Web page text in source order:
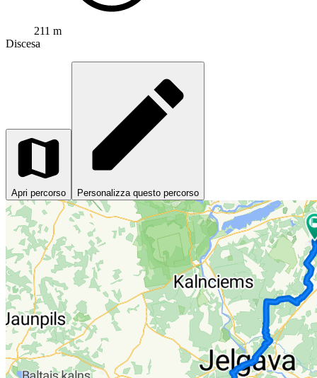
211 m
Discesa
Apri percorso Personalizza questo percorso